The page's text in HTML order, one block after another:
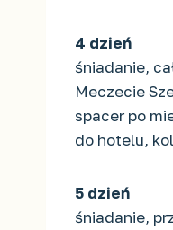
4 dzień
śniadanie,
Meczecie
spacer po
do hotelu,
5 dzień
śniadanie,